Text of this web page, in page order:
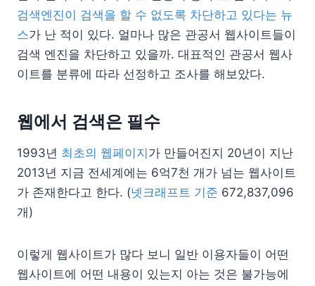
검색엔진이 검색을 할 수 없도록 차단하고 있다는 뉴
스가 난 적이 있다. 얼마나 많은 관공서 웹사이트들이
검색 엔진을 차단하고 있을까. 대표적인 관공서 웹사
이트를 분류에 따라 선정하고 조사를 해보았다.
웹에서 검색은 필수
1993년 최초의 웹페이지 가 만들어진지 20년이 지난
2013년 지금 전세계에는 6억7천 개가 넘는 웹사이트
가 존재한다고 한다. (넷크래프트 기준 672,837,096
개)
이렇게 웹사이트가 많다 보니 일반 이용자들이 어떤
웹사이트에 어떤 내용이 있는지 아는 것은 불가능에